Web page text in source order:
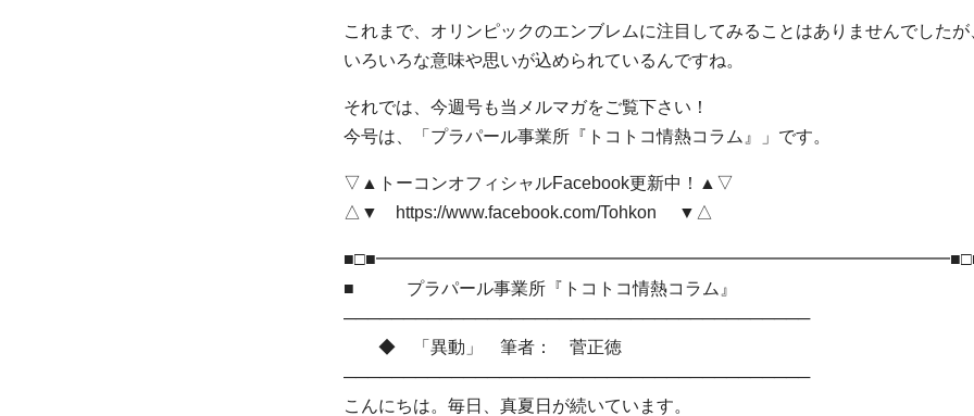
これまで、オリンピックのエンブレムに注目してみることはありませんでしたが
いろいろな意味や思いが込められているんですね。
それでは、今週号も当メルマガをご覧下さい！
今号は、「プラパール事業所『トコトコ情熱コラム』」です。
▽▲トーコンオフィシャルFacebook更新中！▲▽
△▼ https://www.facebook.com/Tohkon ▼△
■ プラパール事業所『トコトコ情熱コラム』
───────────────────────────────────────
◆ 「異動」 筆者： 菅正徳
───────────────────────────────────────
こんにちは。毎日、真夏日が続いています。